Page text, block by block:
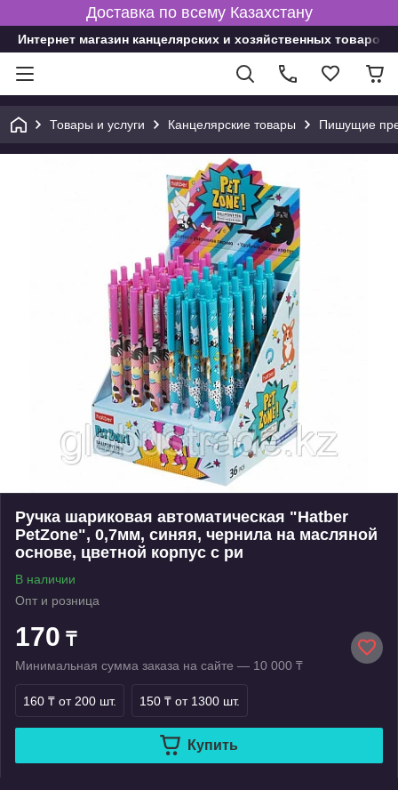
Доставка по всему Казахстану
Интернет магазин канцелярских и хозяйственных товаров
Товары и услуги Канцелярские товары Пишущие
Ручка шариковая автоматическая "Hatber
PetZone", 0,7мм, синяя, чернила на масляной
основе, цветной корпус с ри
В наличии
Опт и розница
170 ₸
Минимальная сумма заказа на сайте — 10 000 ₸
160 ₸ от 200 шт. 150 ₸ от 1300 шт.
Купить